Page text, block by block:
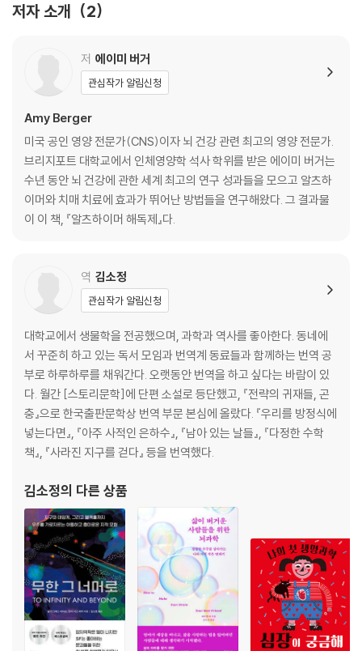
2장 _ 뇌 연료 대사작용
뇌 연료 대사작용: 포도당과 케톤으로 에너지 얻기
케톤증(Ketosis) vs. 케톤산증(Ketoacidosis)
포도당 신합성: 다른 물질로 포도당 만들기
케톤 수치 상승
집에서 케톤 수치 측정
3장 _ 뉴런의 모양과 구조, 알츠하이머와 뉴런의 역할
시냅스 변형: 인지장애를 유발하는 축삭돌기와 수상돌기 수축
신경섬유매듭: 형태가 바뀐 세포, 제대로 기능하지 못하는 뇌
4장 _ 세포막: 우리 몸의 문지기
5장 _ 미토콘드리아의 기능과 기능 장애
당화반응
산화 손상
미토콘드리아 대참사
6장 _ 베타아밀로이드, 알츠하이머를 일으키는 원인인가, 억울한 누명인
방어인자인 베타아밀로이드
7장 _ ApoE4: 알츠하이머 유전자는 실제 존재하는가
현대 슈퍼마켓 세상에서 살아가는 수렵·채집인
2부 인지능력을 회복시키는 영양학 전략
8장 _ 저탄수화물 식이요법을 하기 위한 기본 정보
몸이 필요로 하는 3가지 다량영양소: 단백질, 지방, 탄수화물
* 저탄고지 식이요법으로 가는 4단계 과정
저자 소개 2
저 에이미 버거
관심작가 알림신청
Amy Berger
미국 공인 영양 전문가(CNS)이자 뇌 건강 관련 최고의 영양 전문가.
브리지포트 대학교에서 인체영양학 석사 학위를 받은 에이미 버거는
수년 동안 뇌 건강에 관한 세계 최고의 연구 성과들을 모으고 알츠하
이머와 치매 치료에 효과가 뛰어난 방법들을 연구해왔다. 그 결과물
이 이 책, 『알츠하이머 해독제』다.
역 김소정
관심작가 알림신청
대학교에서 생물학을 전공했으며, 과학과 역사를 좋아한다. 동네에
서 꾸준히 하고 있는 독서 모임과 번역계 동료들과 함께하는 번역 공
부로 하루하루를 채워간다. 오랫동안 번역을 하고 싶다는 바람이 있
다. 월간 [스토리문학]에 단편 소설로 등단했고, 『전략의 귀재들, 곤
충』으로 한국출판문학상 번역 부문 본심에 올랐다. 『우리를 방정식에
넣는다면』, 『아주 사적인 은하수』, 『남아 있는 날들』, 『다정한 수학
책』, 『사라진 지구를 걷다』 등을 번역했다.
김소정의 다른 상품